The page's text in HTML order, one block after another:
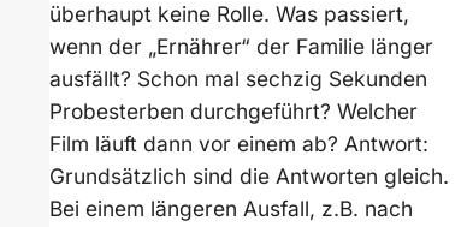
überhaupt keine Rolle. Was passiert,
wenn der „Ernährer“ der Familie länger
ausfällt? Schon mal sechzig Sekunden
Probesterben durchgeführt? Welcher
Film läuft dann vor einem ab? Antwort:
Grundsätzlich sind die Antworten gleich.
Bei einem längeren Ausfall, z.B. nach